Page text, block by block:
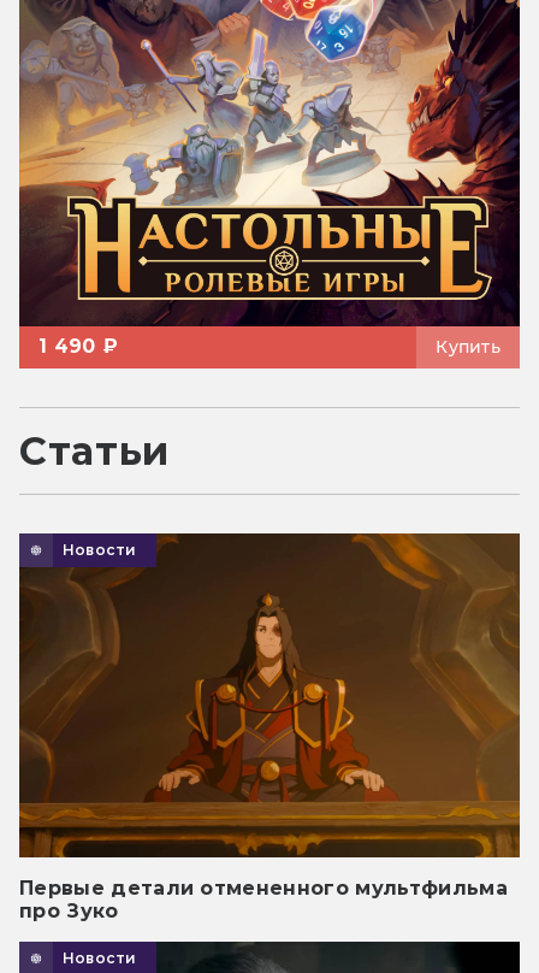
1 490 ₽ Купить
Статьи
Новости
Первые детали отмененного мультфильма
про Зуко
Новости